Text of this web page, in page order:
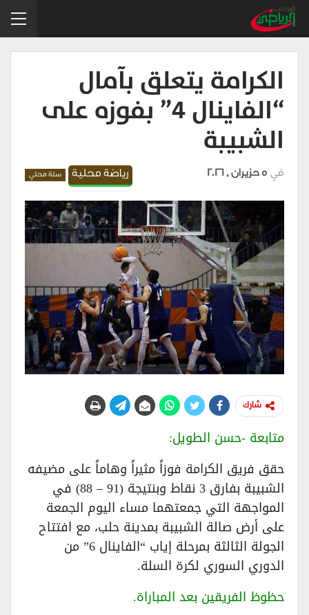
الكرامة يتعلق بآمال
“الفاينال 4” بفوزه على
الشبيبة
رياضة محلية سلة محلي في 5 حزيران , 2026
شارك
متابعة -حسن الطويل:
حقق فريق الكرامة فوزاً مثيراً وهاماً على مضيفه
الشبيبة بفارق 3 نقاط وبنتيجة (91 – 88) في
المواجهة التي جمعتهما مساء اليوم الجمعة
على أرض صالة الشبيبة بمدينة حلب، مع افتتاح
الجولة الثالثة بمرحلة إياب “الفاينال 6” من
الدوري السوري لكرة السلة.
حظوظ الفريقين بعد المباراة.